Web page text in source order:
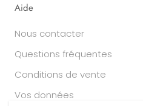
Aide
Nous contacter
Questions fréquentes
Conditions de vente
Vos données